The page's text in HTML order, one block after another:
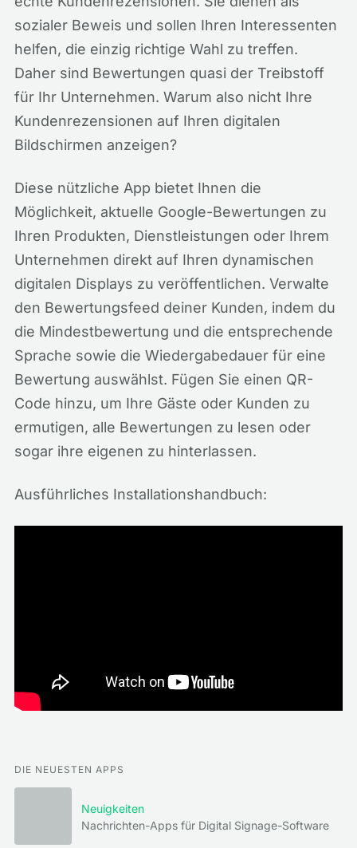
sozialer Beweis und sollen Ihren Interessenten
helfen, die einzig richtige Wahl zu treffen.
Daher sind Bewertungen quasi der Treibstoff
für Ihr Unternehmen. Warum also nicht Ihre
Kundenrezensionen auf Ihren digitalen
Bildschirmen anzeigen?
Diese nützliche App bietet Ihnen die
Möglichkeit, aktuelle Google-Bewertungen zu
Ihren Produkten, Dienstleistungen oder Ihrem
Unternehmen direkt auf Ihren dynamischen
digitalen Displays zu veröffentlichen. Verwalte
den Bewertungsfeed deiner Kunden, indem du
die Mindestbewertung und die entsprechende
Sprache sowie die Wiedergabedauer für eine
Bewertung auswählst. Fügen Sie einen QR-
Code hinzu, um Ihre Gäste oder Kunden zu
ermutigen, alle Bewertungen zu lesen oder
sogar ihre eigenen zu hinterlassen.
Ausführliches Installationshandbuch:
DIE NEUESTEN APPS
Neuigkeiten
Nachrichten-Apps für Digital Signage-Software